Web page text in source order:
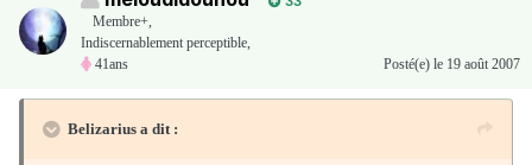
Membre+,
Indiscernablement perceptible,
41ans
Posté(e) le 19 août 2007
Belizarius a dit :